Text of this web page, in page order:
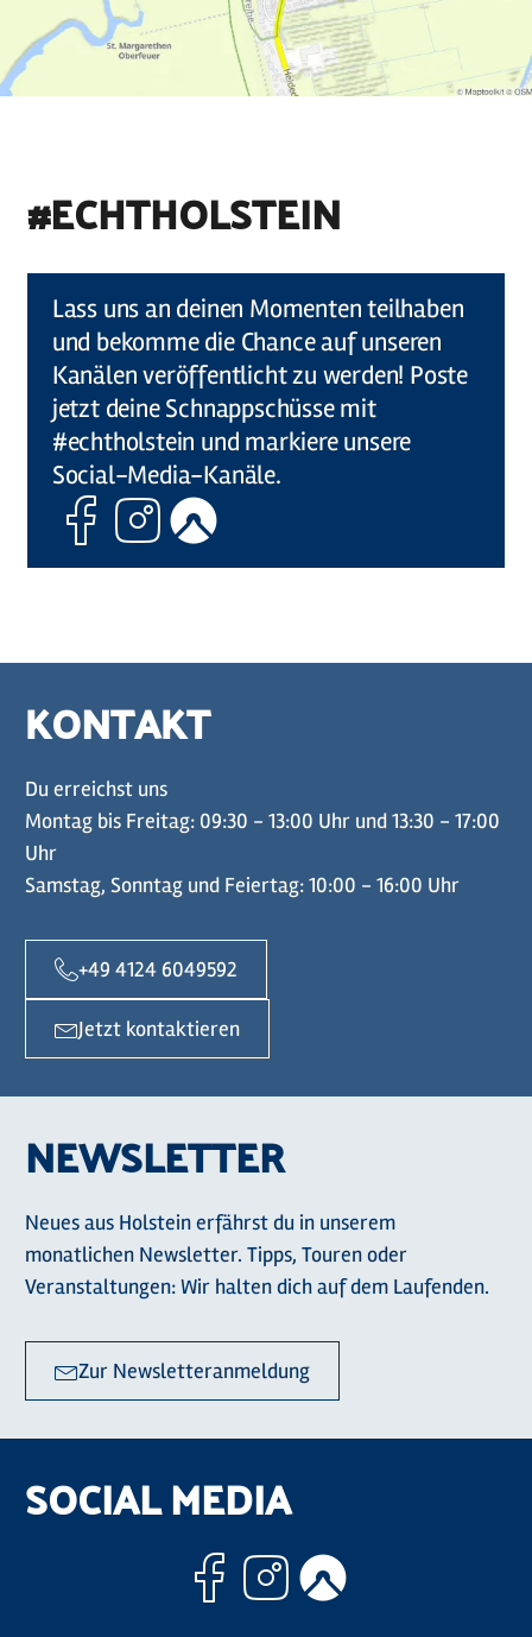
#ECHTHOLSTEIN
Lass uns an deinen Momenten teilhaben
und bekomme die Chance auf unseren
Kanälen veröffentlicht zu werden! Poste
jetzt deine Schnappschüsse mit
#echtholstein und markiere unsere
Social-Media-Kanäle.
FacebookInstagram
Komoot
KONTAKT
Du erreichst uns
Montag bis Freitag: 09:30 - 13:00 Uhr und 13:30 - 17:00
Uhr
Samstag, Sonntag und Feiertag: 10:00 - 16:00 Uhr
+49 4124 6049592
Jetzt kontaktieren
NEWSLETTER
Neues aus Holstein erfährst du in unserem
monatlichen Newsletter. Tipps, Touren oder
Veranstaltungen: Wir halten dich auf dem Laufenden.
Zur Newsletteranmeldung
SOCIAL MEDIA
Facebook
Instagram